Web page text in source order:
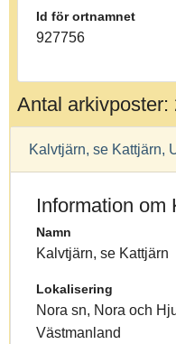
Id för ortnamnet
927756
Antal arkivposter:
Kalvtjärn, se Kattjärn,
Information om
Namn
Kalvtjärn, se Kattjärn
Lokalisering
Nora sn, Nora och
Västmanland